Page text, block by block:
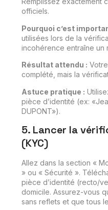
officiels.
Pourquoi c’est
utilisées lors de la
incohérence entraîne un
Résultat attendu :
complété, mais la
Astuce pratique :
pièce d’identité (ex:
DUPONT»).
5. Lancer la
(KYC)
Allez dans la section «
» ou « Sécurité ».
pièce d’identité (recto/
domicile. Assurez-vous
sans reflets et que tous